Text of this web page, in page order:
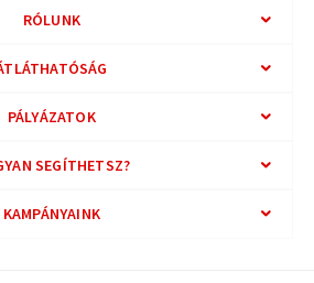
RÓLUNK
PÁLYÁZATOK
SEGÍTHETSZ?
KAMPÁNYAINK